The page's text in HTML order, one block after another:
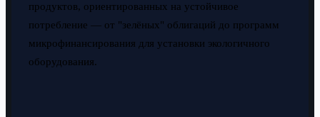
продуктов, ориентированных на устойчивое
потребление — от "зелёных" облигаций до программ
микрофинансирования для установки экологичного
оборудования.